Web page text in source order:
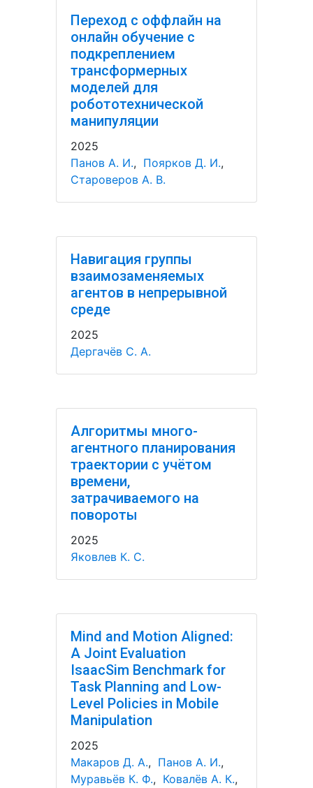
Переход с оффлайн на
онлайн обучение с
подкреплением
трансформерных
моделей для
робототехнической
манипуляции
2025
Панов А. И., Поярков Д. И.,
Староверов А. В.
Навигация группы
взаимозаменяемых
агентов в непрерывной
среде
2025
Дергачёв С. А.
Алгоритмы много-
агентного планирования
траектории с учётом
времени,
затрачиваемого на
повороты
2025
Яковлев К. С.
Mind and Motion Aligned:
A Joint Evaluation
IsaacSim Benchmark for
Task Planning and Low-
Level Policies in Mobile
Manipulation
2025
Макаров Д. А., Панов А. И.,
Муравьёв К. Ф., Ковалёв А. К.,